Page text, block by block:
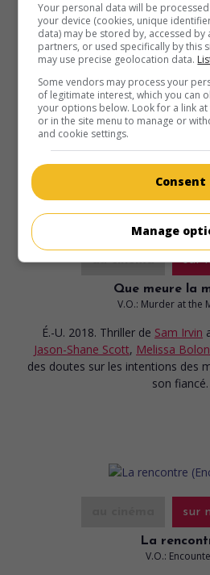
au cinéma sur
Que meure la
V.O.: Murder at the
É.-U. 2018. Thriller de Sam Irvin
Jason-Shane Scott, Melissa
des doutes sur les intentions des
son fiancé.
sur
La
V.O.:
Your personal data will be
your device (cookies, unique
data) may be stored by, accessed by
partners, or used specifically by this
may use precise geolocation data.
Some vendors may process your
of legitimate interest, which you can
your options below. Look for a link
or in the site menu to manage or
and cookie settings.
Consent
Manage